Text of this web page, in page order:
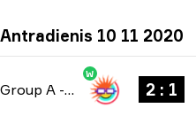
Antradienis 10 11 2020
Group A - bo3
W
2 : 1